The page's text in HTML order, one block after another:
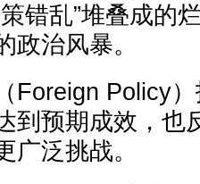
错乱”堆叠成的
政治风暴。
Policy）
到预期成效，也
广泛挑战。